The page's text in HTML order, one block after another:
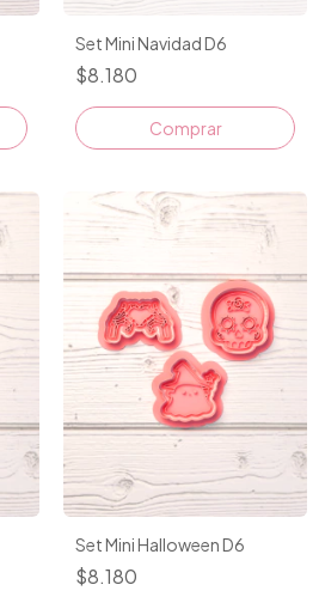
Set Mini Navidad D6
$8.180
Set Mini Halloween D6
$8.180